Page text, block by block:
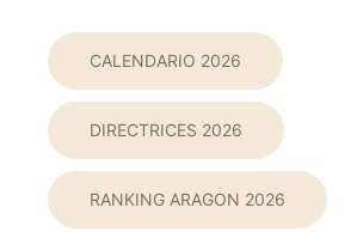
CALENDARIO 2026
DIRECTRICES 2026
RANKING ARAGON 2026